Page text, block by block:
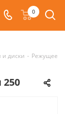
0
диски - Режущее